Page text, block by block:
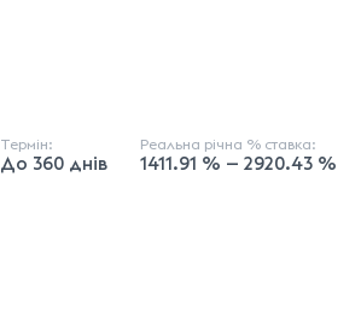
Термін:
До 360 днів
Реальна річна % ставка:
1411.91 % — 2920.43 %